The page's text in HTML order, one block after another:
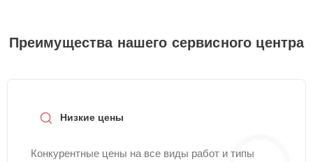
Преимущества нашего сервисного центра
Низкие цены
Конкурентные цены на все виды работ и типы